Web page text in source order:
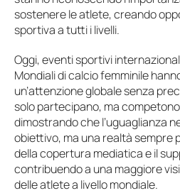
sostenere le atlete, creando
sportiva a tutti i livelli.
Oggi, eventi sportivi
Mondiali di calcio femminile
un’attenzione globale senza
solo partecipano, ma
dimostrando che l’uguaglianza
obiettivo, ma una realtà sempre
della copertura mediatica e il
contribuendo a una maggiore
delle atlete a livello mondiale.